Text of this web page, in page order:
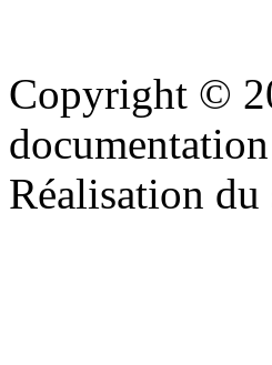
Copyright ©
Réalisation du